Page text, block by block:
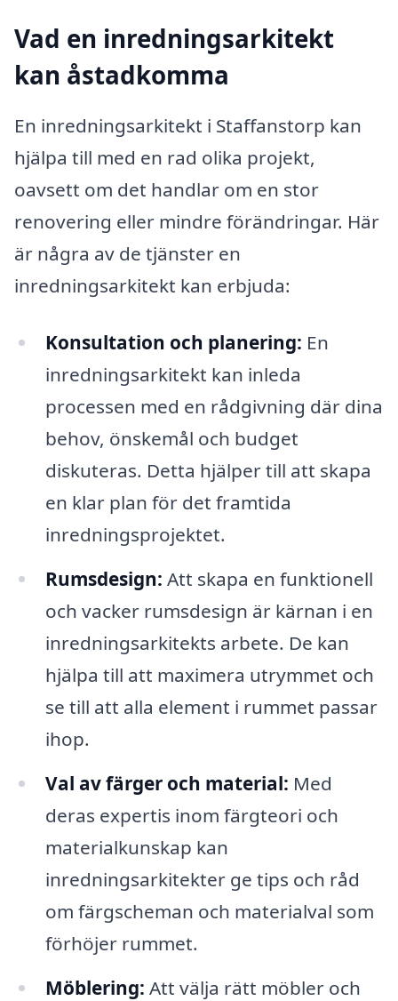
Vad en inredningsarkitekt
kan åstadkomma
En inredningsarkitekt i Staffanstorp kan
hjälpa till med en rad olika projekt,
oavsett om det handlar om en stor
renovering eller mindre förändringar. Här
är några av de tjänster en
inredningsarkitekt kan erbjuda:
Konsultation och planering: En
inredningsarkitekt kan inleda
processen med en rådgivning där dina
behov, önskemål och budget
diskuteras. Detta hjälper till att skapa
en klar plan för det framtida
inredningsprojektet.
Rumsdesign: Att skapa en funktionell
och vacker rumsdesign är kärnan i en
inredningsarkitekts arbete. De kan
hjälpa till att maximera utrymmet och
se till att alla element i rummet passar
ihop.
Val av färger och material: Med
deras expertis inom färgteori och
materialkunskap kan
inredningsarkitekter ge tips och råd
om färgscheman och materialval som
förhöjer rummet.
Möblering: Att välja rätt möbler och